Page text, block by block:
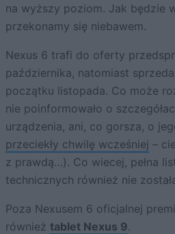
na wyższy poziom. Jak będzie
przekonamy się niebawem.
Nexus 6 trafi do oferty
października, natomiast
początku listopada. Co może
nie poinformowało o
urządzenia, ani, co gorsza, o
przeciekły chwilę wcześniej –
z prawdą…). Co wiecej, pełna
technicznych również nie
Poza Nexusem 6 oficjalnej
również tablet Nexus 9.